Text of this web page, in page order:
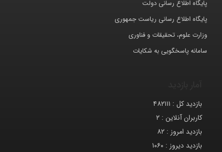
پایگاه اطلاع رسانی دولت
پایگاه اطلاع رسانی ریاست جمهوری
وزارت علوم، تحقیقات و فناوری
سامانه پاسخگویی به شکایات
بازدید کل : ۴۸۲۱۱۱
کاربران آنلاین : ۲
بازدید امروز : ۸۲
بازدید دیروز : ۱۰۶۰